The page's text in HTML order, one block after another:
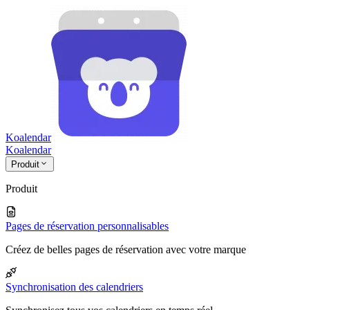
Koalendar
Koalendar
Produit
Produit
Pages de réservation personnalisables
Créez de belles pages de réservation avec votre marque
Synchronisation des calendriers